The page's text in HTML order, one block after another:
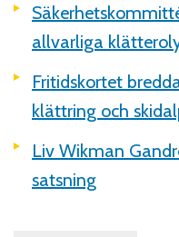
allvarliga
Fritidskortet
klättring och
Liv Wikman
satsning